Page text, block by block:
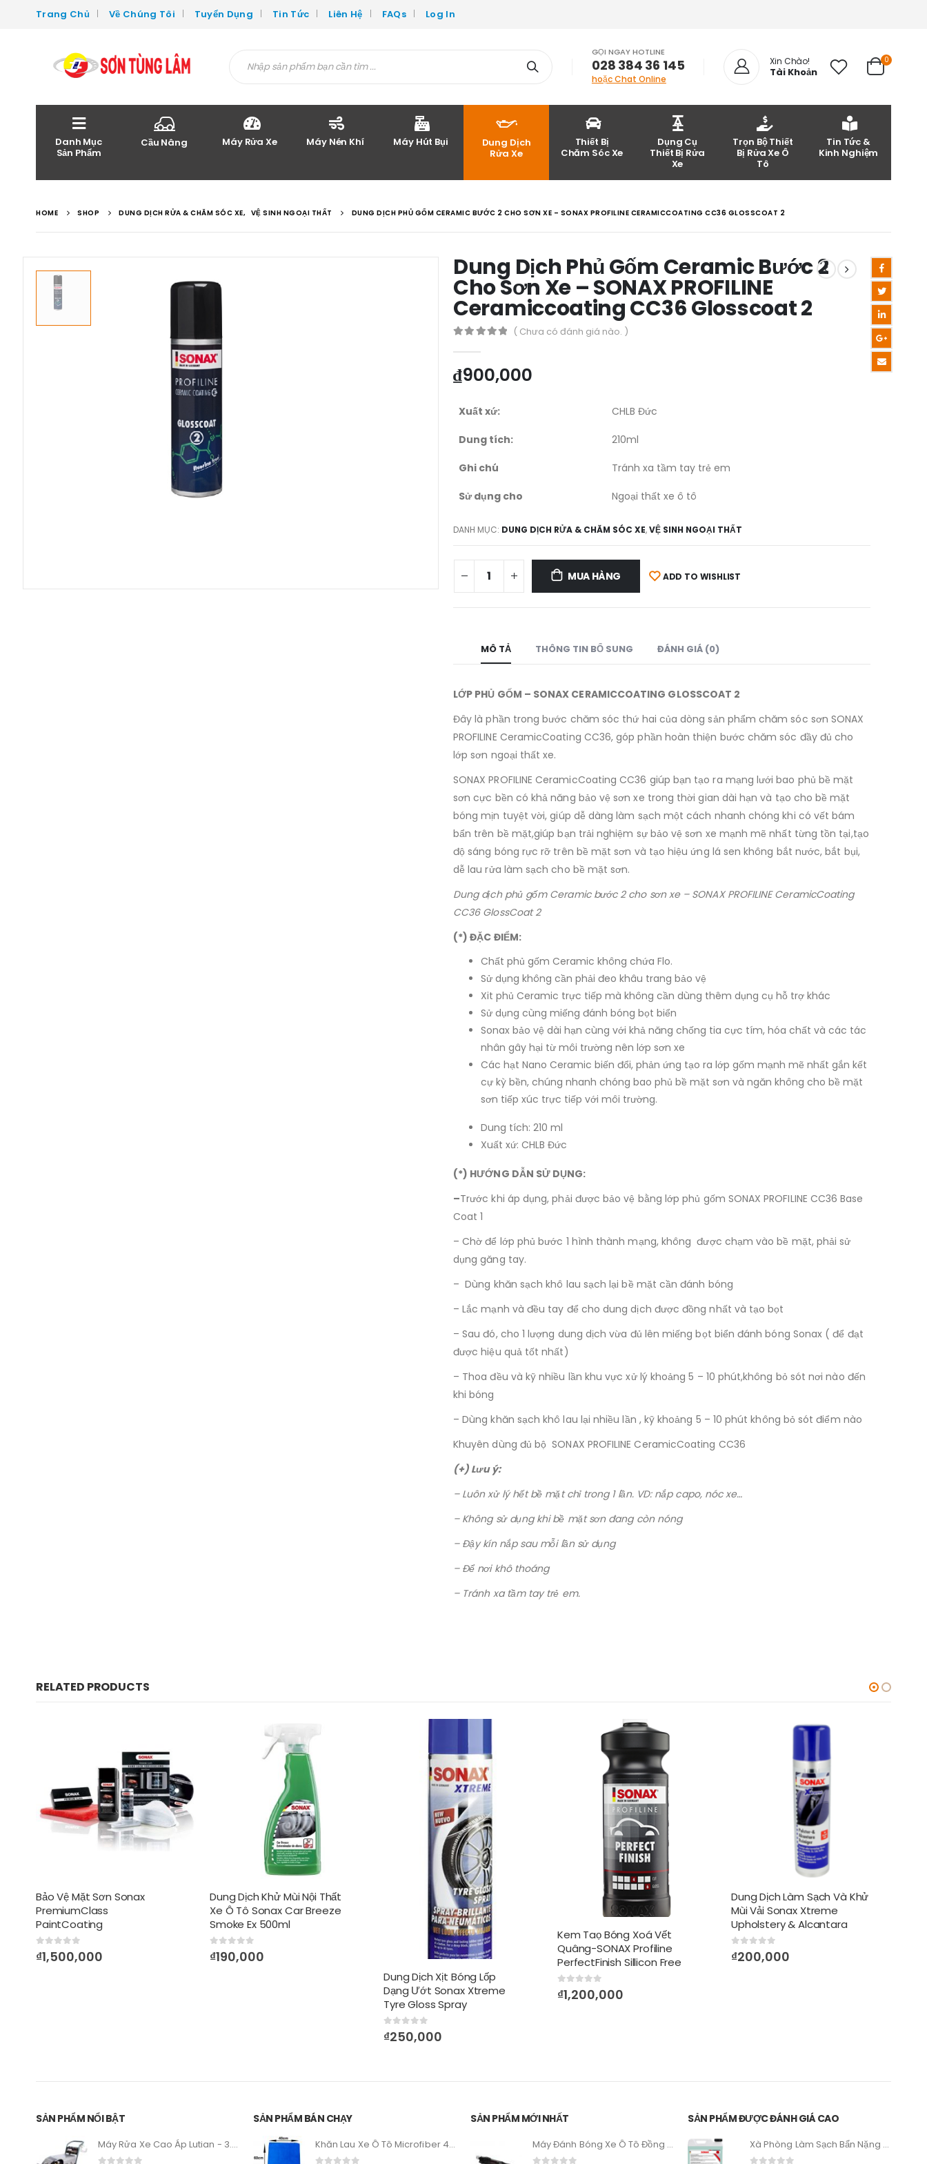
Trang Chủ Về Chúng Tôi Tuyển Dụng Tin Tức Liên Hệ FAQs Log In
GỌI NGAY HOTLINE
028 384 36 145
hoặc Chat Online
Xin Chào!
Tài Khoản
0
Danh Mục
Sản Phẩm
Cầu Nâng Máy Rửa Xe Máy Nén Khí Máy Hút Bụi
Dung Dịch
Rửa Xe
Thiết Bị
Chăm Sóc Xe
Dụng Cụ
Thiết Bị Rửa
Xe
Trọn Bộ Thiết
Bị Rửa Xe Ô
Tô
Tin Tức &
Kinh Nghiệm
HOME SHOP DUNG DỊCH RỬA & CHĂM SÓC XE, VỆ SINH NGOẠI THẤT DUNG DỊCH PHỦ GỐM CERAMIC BƯỚC 2 CHO SƠN XE – SONAX PROFILINE CERAMICCOATING CC36 GLOSSCOAT 2
Dung Dịch Phủ Gốm Ceramic Bước 2
Cho Sơn Xe – SONAX PROFILINE
Ceramiccoating CC36 Glosscoat 2
( Chưa có đánh giá nào. )
₫900,000
Xuất xứ: CHLB Đức
Dung tích: 210ml
Ghi chú Tránh xa tầm tay trẻ em
Sử dụng cho Ngoại thất xe ô tô
DANH MỤC: DUNG DỊCH RỬA & CHĂM SÓC XE,VỆ SINH NGOẠI THẤT
MUA HÀNG ADD TO WISHLIST
MÔ TẢ THÔNG TIN BỔ SUNG ĐÁNH GIÁ (0)
LỚP PHỦ GỐM – SONAX CERAMICCOATING GLOSSCOAT 2
Đây là phần trong bước chăm sóc thứ hai của dòng sản phẩm chăm sóc sơn SONAX
PROFILINE CeramicCoating CC36, góp phần hoàn thiện bước chăm sóc đầy đủ cho
lớp sơn ngoại thất xe.
SONAX PROFILINE CeramicCoating CC36 giúp bạn tạo ra mạng lưới bao phủ bề mặt
sơn cực bền có khả năng bảo vệ sơn xe trong thời gian dài hạn và tạo cho bề mặt
bóng mịn tuyệt vời, giúp dễ dàng làm sạch một cách nhanh chóng khi có vết bám
bẩn trên bề mặt,giúp bạn trải nghiệm sự bảo vệ sơn xe mạnh mẽ nhất từng tồn tại,tạo
độ sáng bóng rực rỡ trên bề mặt sơn và tạo hiệu ứng lá sen không bắt nước, bắt bụi,
dễ lau rửa làm sạch cho bề mặt sơn.
Dung dịch phủ gốm Ceramic bước 2 cho sơn xe – SONAX PROFILINE CeramicCoating
CC36 GlossCoat 2
(*) ĐẶC ĐIỂM:
Chất phủ gốm Ceramic không chứa Flo.
Sử dụng không cần phải đeo khâu trang bảo vệ
Xit phủ Ceramic trực tiếp mà không cần dùng thêm dụng cụ hỗ trợ khác
Sử dụng cùng miếng đánh bóng bọt biển
Sonax bảo vệ dài hạn cùng với khả năng chống tia cực tím, hóa chất và các tác
nhân gây hại từ môi trường nên lớp sơn xe
Các hạt Nano Ceramic biến đổi, phản ứng tạo ra lớp gốm mạnh mẽ nhất gắn kết
cự kỳ bền, chúng nhanh chóng bao phủ bề mặt sơn và ngăn không cho bề mặt
sơn tiếp xúc trực tiếp với môi trường.
Dung tích: 210 ml
Xuất xứ: CHLB Đức
(*) HƯỚNG DẪN SỬ DỤNG:
–Trước khi áp dụng, phải được bảo vệ bằng lớp phủ gốm SONAX PROFILINE CC36 Base
Coat 1
– Chờ để lớp phủ bước 1 hình thành mạng, không được chạm vào bề mặt, phải sử
dụng găng tay.
– Dùng khăn sạch khô lau sạch lại bề mặt cần đánh bóng
– Lắc mạnh và đều tay để cho dung dịch được đồng nhất và tạo bọt
– Sau đó, cho 1 lượng dung dịch vừa đủ lên miếng bọt biển đánh bóng Sonax ( để đạt
được hiệu quả tốt nhất)
– Thoa đều và kỹ nhiều lần khu vực xử lý khoảng 5 – 10 phút,không bỏ sót nơi nào đến
khi bóng
– Dùng khăn sạch khô lau lại nhiều lần , kỹ khoảng 5 – 10 phút không bỏ sót điểm nào
Khuyên dùng đủ bộ SONAX PROFILINE CeramicCoating CC36
(+) Lưu ý:
– Luôn xử lý hết bề mặt chỉ trong 1 lần. VD: nắp capo, nóc xe…
– Không sử dụng khi bề mặt sơn đang còn nóng
– Đậy kín nắp sau mỗi lần sử dụng
– Để nơi khô thoáng
– Tránh xa tầm tay trẻ em.
RELATED PRODUCTS
Bảo Vệ Mặt Sơn Sonax
PremiumClass
PaintCoating
0out of 5
₫1,500,000
Dung Dịch Khử Mùi Nội Thất
Xe Ô Tô Sonax Car Breeze
Smoke Ex 500ml
0out of 5
₫190,000
Dung Dịch Xịt Bóng Lốp
Dạng Ướt Sonax Xtreme
Tyre Gloss Spray
0out of 5
₫250,000
Kem Taọ Bóng Xoá Vết
Quâng-SONAX Profiline
PerfectFinish Sillicon Free
0out of 5
₫1,200,000
Dung Dịch Làm Sạch Và Khử
Mùi Vải Sonax Xtreme
Upholstery & Alcantara
Cleaner
0out of 5
₫200,000
SẢN PHẨM NỔI BẬT
Máy Rửa Xe Cao Áp Lutian - 3.0KW – 1750PSI
SẢN PHẨM BÁN CHẠY
Khăn Lau Xe Ô Tô Microfiber 40cm x 60cm
SẢN PHẨM MỚI NHẤT
Máy Đánh Bóng Xe Ô Tô Đồng Tâm Maxshine RO M1000
SẢN PHẨM ĐƯỢC ĐÁNH GIÁ CAO
Xà Phòng Làm Sạch Bẩn Nặng Trong Và Ngoài Xe - SONAX SX MultiStar